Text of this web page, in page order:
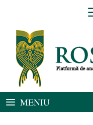
conținut
MENIU